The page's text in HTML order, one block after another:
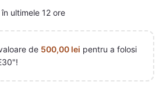
ultimele 12 ore
de 500,00 lei pentru a folosi